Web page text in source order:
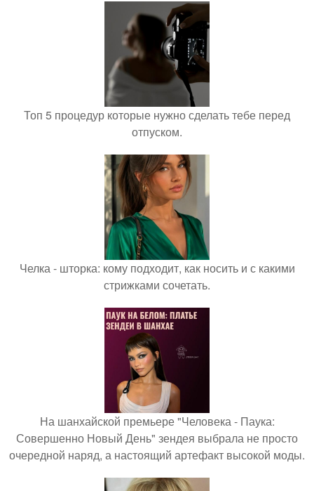
Топ 5 процедур которые нужно сделать тебе перед
отпуском.
Челка - шторка: кому подходит, как носить и с какими
стрижками сочетать.
На шанхайской премьере "Человека - Паука:
Совершенно Новый День" зендея выбрала не просто
очередной наряд, а настоящий артефакт высокой моды.